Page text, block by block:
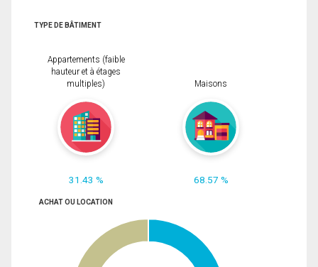
TYPE DE BÂTIMENT
Appartements (faible
hauteur et à étages
multiples)
31.43 %
Maisons
68.57 %
ACHAT OU LOCATION